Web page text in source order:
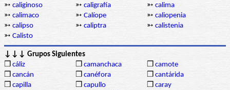
➳ caliginoso ➳ caligrafía ➳ calima
➳ calimaco ➳ Calíope ➳ caliopenia
➳ calipso ➳ caliptra ➳ calistenia
➳ Calisto
↓↓↓ Grupos Siguientes
❒ cáliz ❒ camanchaca ❒ camote
❒ cancán ❒ canéfora ❒ cantárida
❒ capilla ❒ capullo ❒ caray